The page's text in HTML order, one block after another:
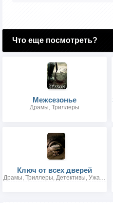
Что еще посмотреть?
Межсезонье
Драмы, Триллеры
Ключ от всех дверей
Драмы, Триллеры, Детективы, Ужасы